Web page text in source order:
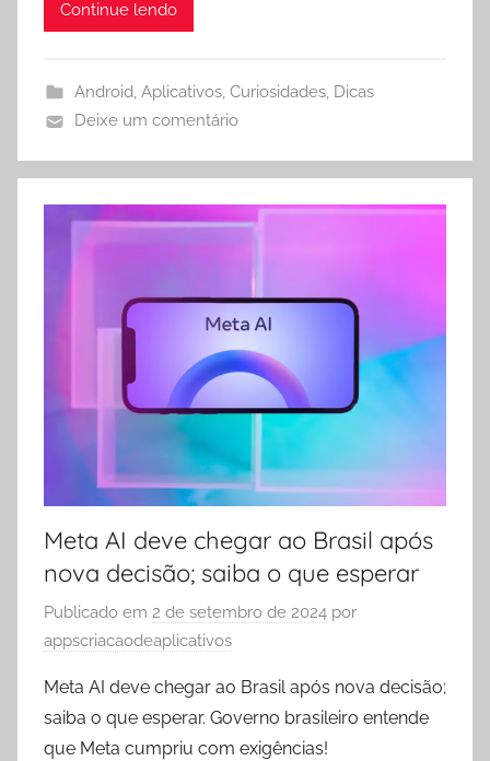
Continue lendo
Android, Aplicativos, Curiosidades, Dicas
Deixe um comentário
Meta AI deve chegar ao Brasil após
nova decisão; saiba o que esperar
Publicado em 2 de setembro de 2024 por
appscriacaodeaplicativos
Meta AI deve chegar ao Brasil após nova decisão;
saiba o que esperar. Governo brasileiro entende
que Meta cumpriu com exigências!